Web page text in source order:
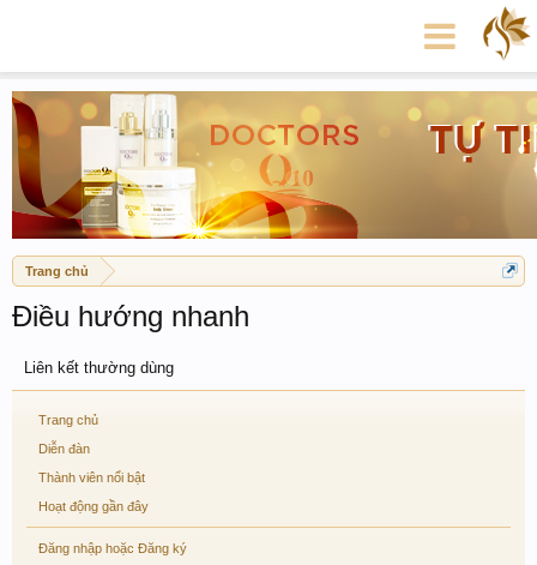
Trang chủ
Điều hướng nhanh
Liên kết thường dùng
Trang chủ
Diễn đàn
Thành viên nổi bật
Hoạt động gần đây
Đăng nhập hoặc Đăng ký